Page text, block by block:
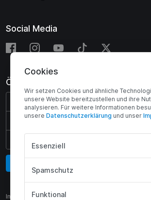
Social Media
Öffnungszeiten
Montag - Donnerstag:
Impressum
Cookies
Wir setzen Cookies und ähnliche
unsere Website bereitzustellen und ihre
analysieren. Für weitere Informationen
unsere Daten­schutz­erklärung und unser
Essenziell
Spamschutz
Funktional